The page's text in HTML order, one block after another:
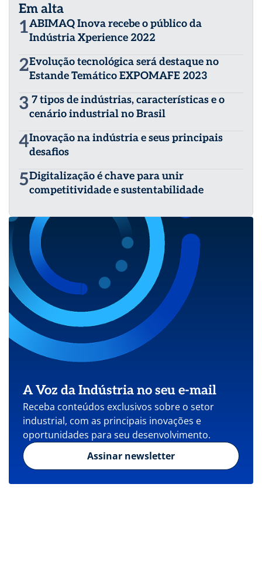
Em alta
1ABIMAQ Inova recebe o público da
Indústria Xperience 2022
2Evolução tecnológica será destaque no
Estande Temático EXPOMAFE 2023
3 7 tipos de indústrias, características e o
cenário industrial no Brasil
4Inovação na indústria e seus principais
desafios
5Digitalização é chave para unir
competitividade e sustentabilidade
A Voz da Indústria no seu e-mail
Receba conteúdos exclusivos sobre o setor
industrial, com as principais inovações e
oportunidades para seu desenvolvimento.
Assinar newsletter